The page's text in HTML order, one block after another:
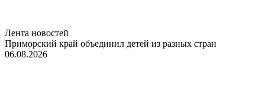
Лента новостей
Приморский край объединил детей из разных стран
06.08.2026